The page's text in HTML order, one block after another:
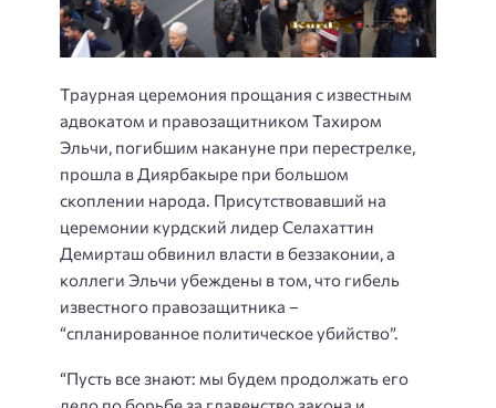
Траурная церемония прощания с известным
адвокатом и правозащитником Тахиром
Эльчи, погибшим накануне при перестрелке,
прошла в Диярбакыре при большом
скоплении народа. Присутствовавший на
церемонии курдский лидер Селахаттин
Демирташ обвинил власти в беззаконии, а
коллеги Эльчи убеждены в том, что гибель
известного правозащитника –
“спланированное политическое убийство”.
“Пусть все знают: мы будем продолжать его